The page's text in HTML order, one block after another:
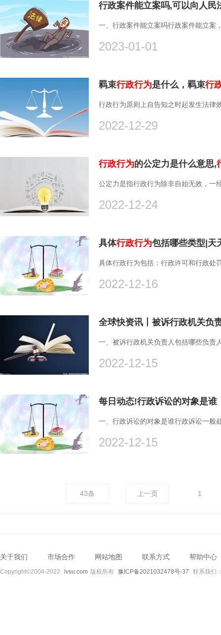
行政案件能立案吗,可以向人民
一、行政案件能立案吗行政案件能立案
2023-01-01
羁束行政行为是什么，羁束行
行政行为原则上自告知之时起发生法律
2022-12-29
行政行为的公定力是什么意思,
公定力是指行政行为除非自始无效，一
2022-12-24
具体行政行为包括哪些类型|天
具体行政行为包括：行政许可和行政处
2022-12-16
全球快资讯丨被诉行政机关负
一、被诉行政机关负责人包括哪些负责
2022-12-15
每日动态!行政诉讼的对象是谁
一、行政诉讼的对象是谁行政诉讼一般
2022-12-15
43条 上一页 1
关于我们 市场合作 网站地图 联系方式 帮助中心
Copyright©2004-2022 lvsu.com 版权所有 豫ICP备2021032478号-37 联系我们